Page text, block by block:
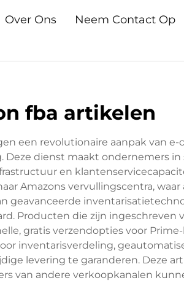
Over Ons
Neem Contact Op
fba artikelen
een revolutionaire aanpak van
dienst maakt ondernemers
en
Amazons vervullingscentra,
geavanceerde
Producten die zijn
gratis verzendopties voor
inventarisverdeling,
levering te garanderen. Deze
van andere verkoopkanalen